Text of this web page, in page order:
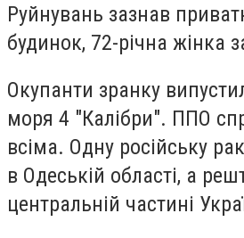
Руйнувань зазнав
будинок, 72-річна жінка
Окупанти зранку
моря 4 "Калібри". ППО
всіма. Одну російську
в Одеській області, а
центральній частині